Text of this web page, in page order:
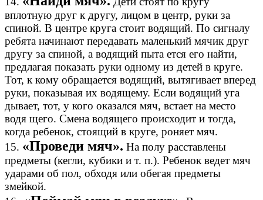
вплотную друг к другу, лицом в центр, руки за
спиной. В центре круга стоит водящий. По сигналу
ребята начинают передавать маленький мячик друг
другу за спиной, а водящий пыта ется его найти,
предлагая показать руки одному из детей в круге.
Тот, к кому обращается водящий, вытягивает вперед
руки, показывая их водящему. Если водящий уга
дывает, тот, у кого оказался мяч, встает на место
водя щего. Смена водящего происходит и тогда,
когда ребенок, стоящий в круге, роняет мяч.
15. «Проведи мяч». На полу расставлены
предметы (кегли, кубики и т. п.). Ребенок ведет мяч
ударами об пол, обходя или обегая предметы
змейкой.